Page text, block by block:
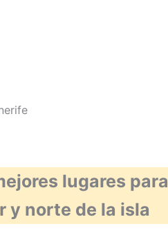
lugares para
y norte de la isla